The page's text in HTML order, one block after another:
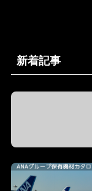
新着記事